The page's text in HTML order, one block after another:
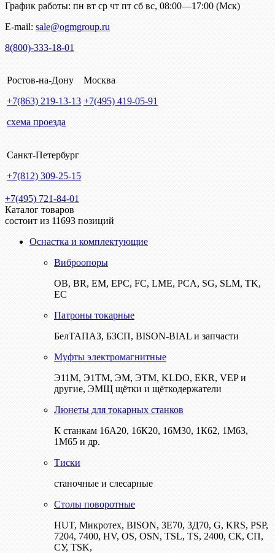
График работы: пн вт ср чт пт сб вс, 08:00—17:00 (Мск)
E-mail: sale@ogmgroup.ru
8(800)-333-18-01
Ростов-на-Дону
+7(863) 219-13-13
схема проезда
Москва
+7(495) 419-05-91
Санкт-Петербург
+7(812) 309-25-15
+7(495) 721-84-01
Каталог товаров
состоит из 11693 позиций
Оснастка и комплектующие
Виброопоры
ОВ, BR, EM, EPC, FC, LME, PCA, SG, SLM, TK,
EC
Патроны токарные
БелТАПАЗ, БЗСП, BISON-BIAL и запчасти
Муфты электромагнитные
Э11М, Э1ТМ, ЭМ, ЭТМ, KLDO, EKR, VEP и
другие, ЭМЩ щётки и щёткодержатели
Люнеты для токарных станков
К станкам 16А20, 16К20, 16М30, 1К62, 1М63,
1М65 и др.
Тиски
станочные и слесарные
Столы поворотные
HUT, Микротех, BISON, 3Е70, 3Д70, G, KRS, PSP,
7204, 7400, HV, OS, OSN, TSL, TS, 2400, СК, СП,
СУ, TSK,